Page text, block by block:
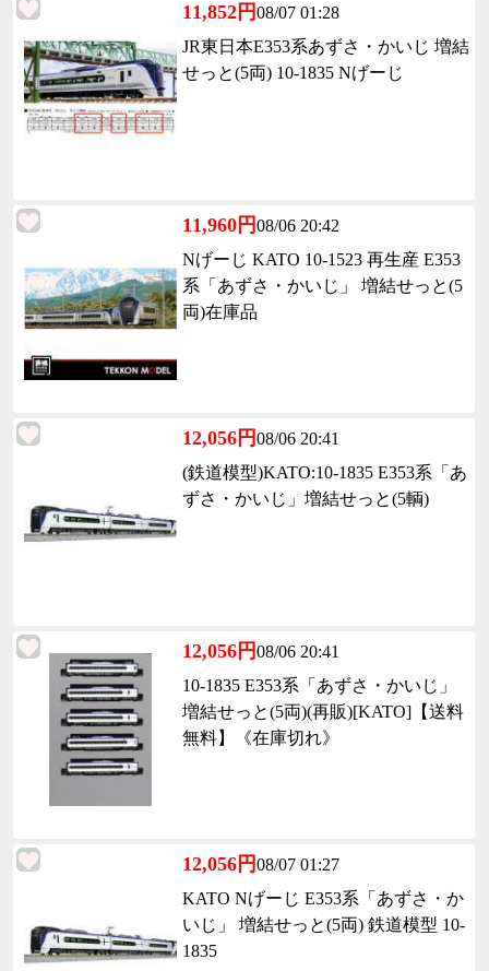
11,852円08/07 01:28
JR東日本E353系あずさ・かいじ 増結
せっと(5両) 10-1835 Nげーじ
11,960円08/06 20:42
Nげーじ KATO 10-1523 再生産 E353
系「あずさ・かいじ」 増結せっと(5
両)在庫品
12,056円08/06 20:41
(鉄道模型)KATO:10-1835 E353系「あ
ずさ・かいじ」増結せっと(5輌)
12,056円08/06 20:41
10-1835 E353系「あずさ・かいじ」
増結せっと(5両)(再販)[KATO]【送料
無料】《在庫切れ》
12,056円08/07 01:27
KATO Nげーじ E353系「あずさ・か
いじ」 増結せっと(5両) 鉄道模型 10-
1835